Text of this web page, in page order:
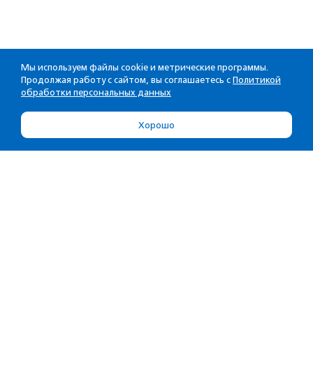
Мы используем файлы cookie и метрические программы.
Продолжая работу с сайтом, вы соглашаетесь с Политикой
обработки персональных данных
Хорошо